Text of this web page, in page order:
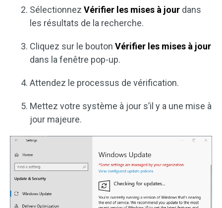
Sélectionnez Vérifier les mises à jour dans
les résultats de la recherche.
Cliquez sur le bouton Vérifier les mises à jour
dans la fenêtre pop-up.
Attendez le processus de vérification.
Mettez votre système à jour s’il y a une mise à
jour majeure.